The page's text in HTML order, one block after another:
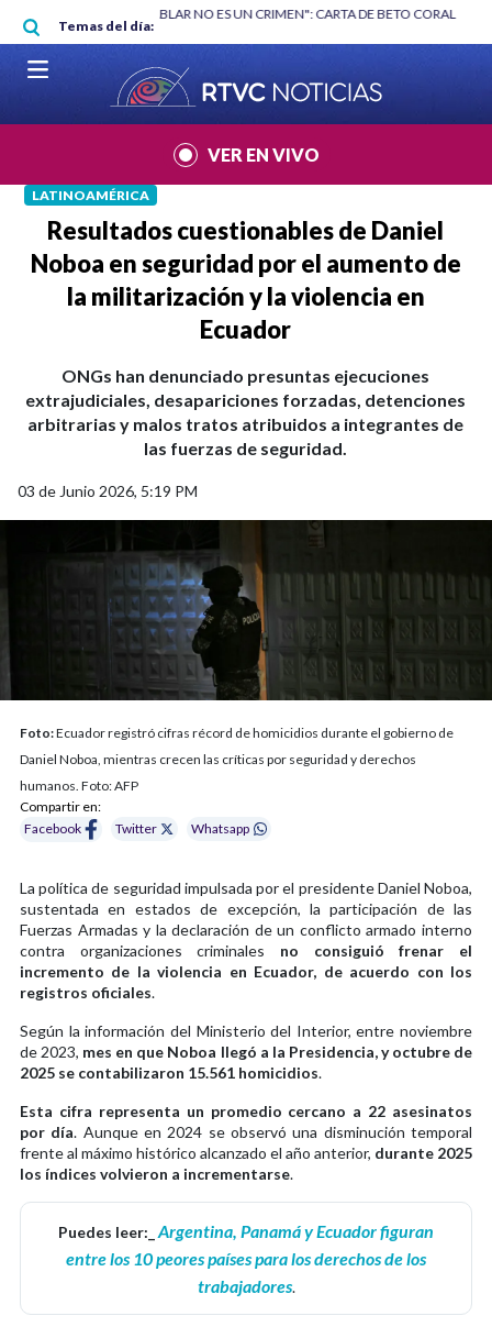
Pasar al contenido principal
Temas del día:
"HABLAR NO ES UN CRIMEN": CARTA DE BETO CORAL |
VER EN VIVO
LATINOAMÉRICA
Resultados cuestionables de Daniel
Noboa en seguridad por el aumento de
la militarización y la violencia en
Ecuador
ONGs han denunciado presuntas ejecuciones
extrajudiciales, desapariciones forzadas, detenciones
arbitrarias y malos tratos atribuidos a integrantes de
las fuerzas de seguridad.
03 de Junio 2026, 5:19 PM
Foto:Ecuador registró cifras récord de homicidios durante el gobierno de
Daniel Noboa, mientras crecen las críticas por seguridad y derechos
humanos. Foto: AFP
Compartir en:
Facebook
Twitter Whatsapp
La política de seguridad impulsada por el presidente Daniel Noboa,
sustentada en estados de excepción, la participación de las
Fuerzas Armadas y la declaración de un conflicto armado interno
contra organizaciones criminales no consiguió frenar el
incremento de la violencia en Ecuador, de acuerdo con los
registros oficiales.
Según la información del Ministerio del Interior, entre noviembre
de 2023, mes en que Noboa llegó a la Presidencia, y octubre de
2025 se contabilizaron 15.561 homicidios.
Esta cifra representa un promedio cercano a 22 asesinatos
por día. Aunque en 2024 se observó una disminución temporal
frente al máximo histórico alcanzado el año anterior, durante 2025
los índices volvieron a incrementarse.
Puedes leer:_ Argentina, Panamá y Ecuador figuran
entre los 10 peores países para los derechos de los
trabajadores.